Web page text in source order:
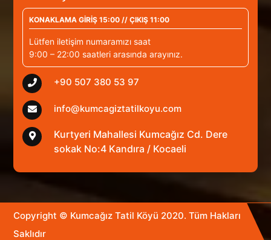
KONAKLAMA GİRİŞ 15:00 // ÇIKIŞ 11:00
Lütfen iletişim numaramızı saat
9:00 – 22:00 saatleri arasında arayınız.
+90 507 380 53 97
info@kumcagiztatilkoyu.com
Kurtyeri Mahallesi Kumcağız Cd. Dere
sokak No:4 Kandıra / Kocaeli
Copyright © Kumcağız Tatil Köyü 2020. Tüm Hakları
Saklıdır